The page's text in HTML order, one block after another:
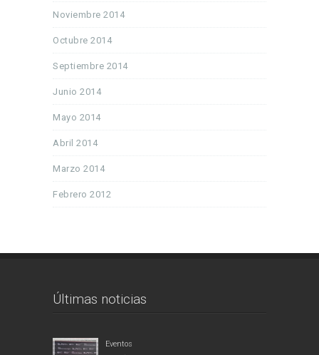
Noviembre 2014
Octubre 2014
Septiembre 2014
Junio 2014
Mayo 2014
Abril 2014
Marzo 2014
Febrero 2012
Últimas noticias
Eventos